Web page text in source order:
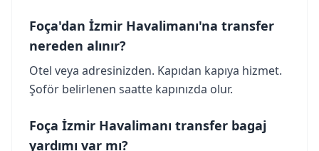
Foça'dan İzmir Havalimanı'na transfer
nereden alınır?
Otel veya adresinizden. Kapıdan kapıya hizmet.
Şoför belirlenen saatte kapınızda olur.
Foça İzmir Havalimanı transfer bagaj
yardımı var mı?